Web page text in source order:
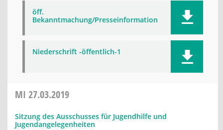
öff.
Bekanntmachung/Presseinformation
Niederschrift -öffentlich-1
MI 27.03.2019
Sitzung des Ausschusses für Jugendhilfe und
Jugendangelegenheiten